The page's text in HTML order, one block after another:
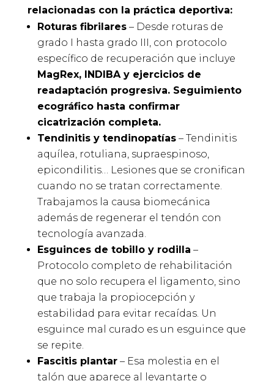
relacionadas con la práctica deportiva:
Roturas fibrilares– Desde roturas de
grado I hasta grado III, con protocolo
específico de recuperación que incluye
MagRex, INDIBA y ejercicios de
readaptación progresiva. Seguimiento
ecográfico hasta confirmar
cicatrización completa.
Tendinitis y tendinopatías– Tendinitis
aquílea, rotuliana, supraespinoso,
epicondilitis… Lesiones que se cronifican
cuando no se tratan correctamente.
Trabajamos la causa biomecánica
además de regenerar el tendón con
tecnología avanzada.
Esguinces de tobillo y rodilla –
Protocolo completo de rehabilitación
que no solo recupera el ligamento, sino
que trabaja la propiocepción y
estabilidad para evitar recaídas. Un
esguince mal curado es un esguince que
se repite.
Fascitis plantar– Esa molestia en el
talón que aparece al levantarte o